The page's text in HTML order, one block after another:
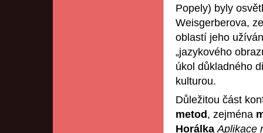
Popely) byly
Weisgerberova,
oblastí jeho
„jazykového
úkol důkladného
kulturou.
Důležitou část
metod , zejména
HorálkaAplikace